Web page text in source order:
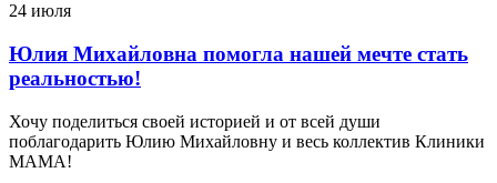
24 июля
Юлия Михайловна помогла нашей мечте стать
реальностью!
Хочу поделиться своей историей и от всей души
поблагодарить Юлию Михайловну и весь коллектив Клиники
МАМА!